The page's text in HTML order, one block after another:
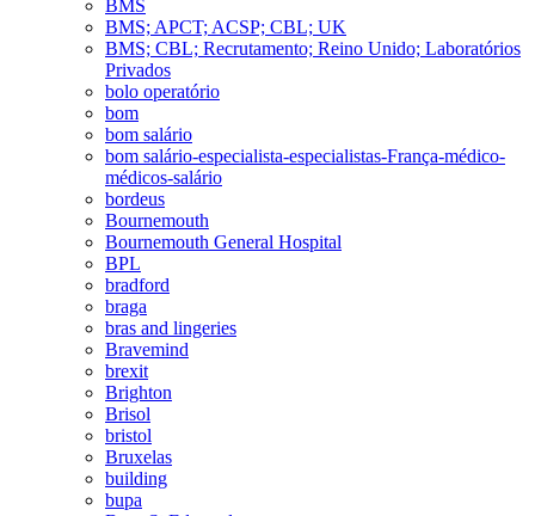
BMS
BMS; APCT; ACSP; CBL; UK
BMS; CBL; Recrutamento; Reino Unido; Laboratórios
Privados
bolo operatório
bom
bom salário
bom salário-especialista-especialistas-França-médico-
médicos-salário
bordeus
Bournemouth
Bournemouth General Hospital
BPL
bradford
braga
bras and lingeries
Bravemind
brexit
Brighton
Brisol
bristol
Bruxelas
building
bupa